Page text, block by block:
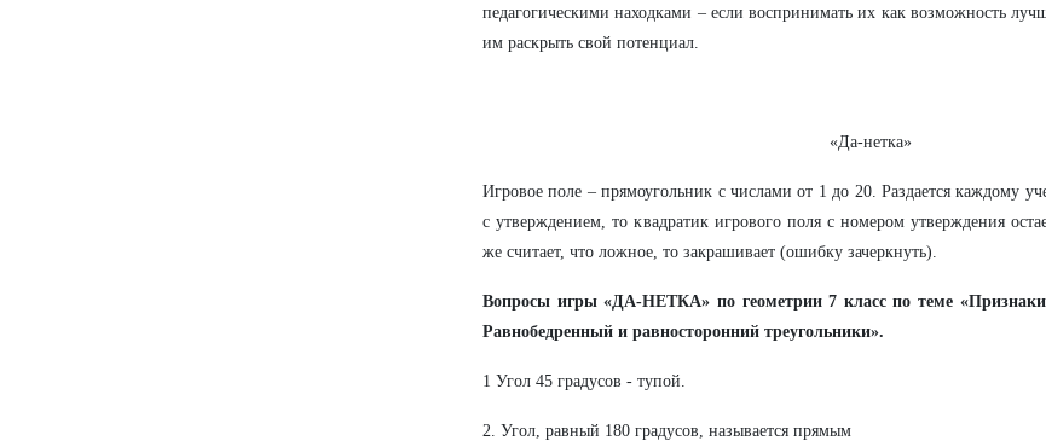
педагогическими находками – если воспринимать их как возможность
им раскрыть свой потенциал.
«Да-нетка»
Игровое поле – прямоугольник с числами от 1 до 20. Раздается каждому
с утверждением, то квадратик игрового поля с номером утверждения
же считает, что ложное, то закрашивает (ошибку зачеркнуть).
Вопросы игры «ДА-НЕТКА» по геометрии 7 класс по теме «Признаки
Равнобедренный и равносторонний треугольники».
1 Угол 45 градусов - тупой.
2. Угол, равный 180 градусов, называется прямым